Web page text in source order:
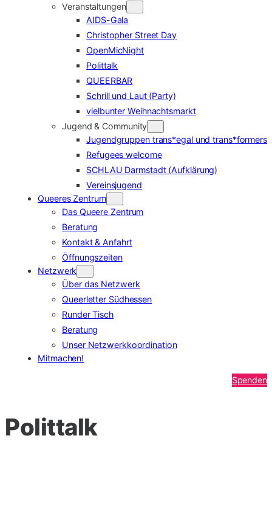
Veranstaltungen
AIDS-Gala
Christopher Street Day
OpenMicNight
Polittalk
QUEERBAR
Schrill und Laut (Party)
vielbunter Weihnachtsmarkt
Jugend & Community
Jugendgruppen trans*egal und trans*formers
Refugees welcome
SCHLAU Darmstadt (Aufklärung)
Vereinsjugend
Queeres Zentrum
Das Queere Zentrum
Beratung
Kontakt & Anfahrt
Öffnungszeiten
Netzwerk
Über das Netzwerk
Queerletter Südhessen
Runder Tisch
Beratung
Unser Netzwerkkoordination
Mitmachen!
Spenden
Polittalk